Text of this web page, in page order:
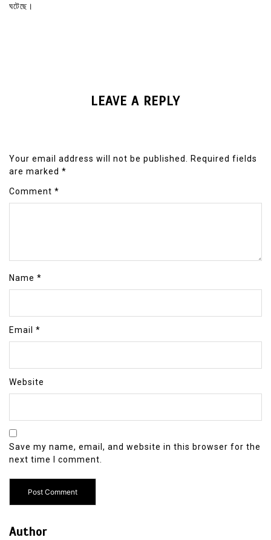
ঘটেছে।
LEAVE A REPLY
Your email address will not be published.
Required fields
are marked *
Comment *
Name *
Email *
Website
Save my name, email, and website in this browser for the
next time I comment.
Author